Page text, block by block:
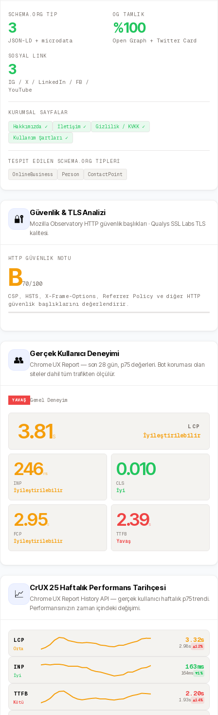
SCHEMA.ORG TİP
3
JSON-LD + microdata
OG TAMLIK
%100
Open Graph + Twitter Card
SOSYAL LİNK
3
IG / X / LinkedIn / FB /
YouTube
KURUMSAL SAYFALAR
Hakkımızda ✓ İletişim ✓ Gizlilik / KVKK ✓
Kullanım Şartları ✓
TESPİT EDİLEN SCHEMA.ORG TİPLERİ
OnlineBusiness Person ContactPoint
🔐
Güvenlik & TLS Analizi
Mozilla Observatory HTTP güvenlik başlıkları · Qualys SSL Labs TLS
kalitesi.
HTTP GÜVENLIK NOTU
B70/100
CSP, HSTS, X-Frame-Options, Referrer Policy ve diğer HTTP
güvenlik başlıklarını değerlendirir.
👥
Gerçek Kullanıcı Deneyimi
Chrome UX Report — son 28 gün, p75 değerleri. Bot koruması olan
siteler dahil tüm trafikten ölçülür.
YAVAŞ Genel Deneyim
3.81s
LCP
İyileştirilebilir
246ms
INP
İyileştirilebilir
0.010
CLS
İyi
2.95s
FCP
İyileştirilebilir
2.39s
TTFB
Yavaş
📈
CrUX 25 Haftalık Performans Tarihçesi
Chrome UX Report History API — gerçek kullanıcı haftalık p75 trendi.
Performansınızın zaman içindeki değişimi.
LCP
Orta
3.32s
2.98s ▲12%
INP
İyi
163ms
164ms ▼1%
TTFB
Kötü
2.20s
1.93s ▲14%